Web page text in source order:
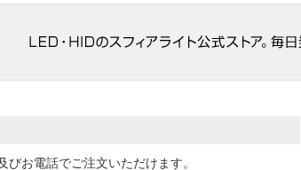
びお電話でご注文いただけます。